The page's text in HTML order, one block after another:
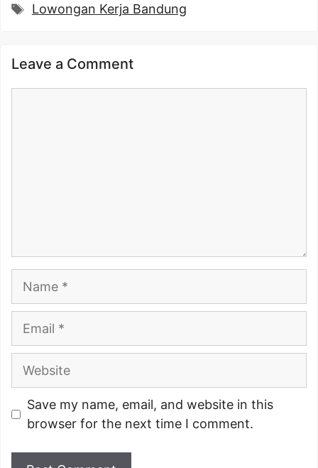
Tags
Lowongan Kerja Bandung
Leave a Comment
Name
Email
Website
Save my name, email, and website in this
browser for the next time I comment.